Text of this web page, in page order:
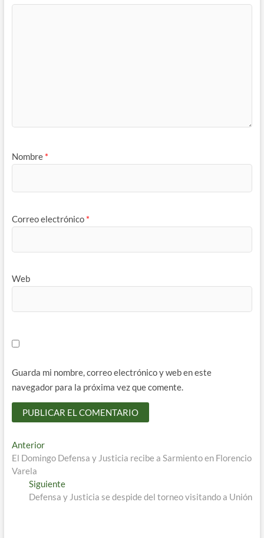
Nombre *
Correo electrónico *
Web
Guarda mi nombre, correo electrónico y web en este
navegador para la próxima vez que comente.
Navegación
de
entradas
AnteriorEntrada
anterior:
El Domingo Defensa y Justicia recibe a Sarmiento en Florencio
Varela
SiguienteEntrada
siguiente:
Defensa y Justicia se despide del torneo visitando a Unión